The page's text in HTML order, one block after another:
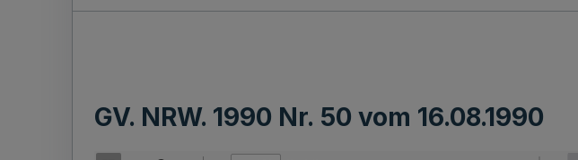
GV. NRW. 1990 Nr. 50 vom 16.08.1990